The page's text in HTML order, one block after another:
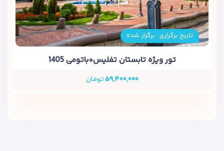
تاریخ برگزاری : برگزار شده
تور ویژه تابستان تفلیس+باتومی 1405
۵۹,۴۰۰,۰۰۰تومان